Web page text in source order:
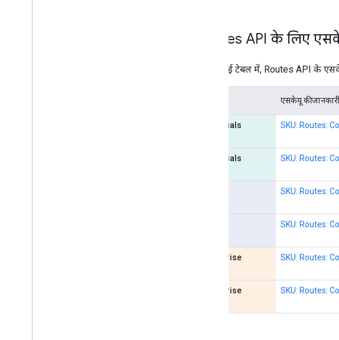
Routes API के लिए
यहां दी गई टेबल में, Routes API के
एसकेयू की
Essentials SKU: Routes:
Essentials SKU: Routes:
SKU: Routes:
SKU: Routes:
Enterprise SKU: Routes:
Enterprise SKU: Routes: